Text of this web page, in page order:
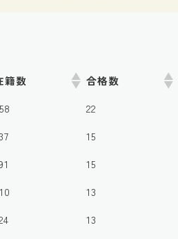
籍数 合格数
22
15
15
13
13